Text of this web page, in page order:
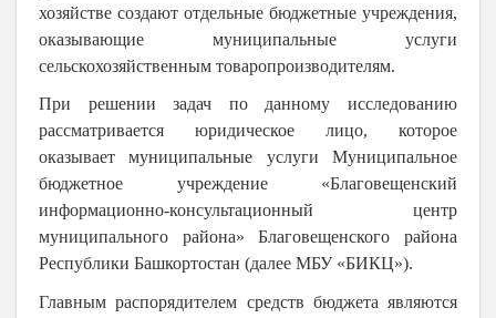
хозяйстве создают отдельные бюджетные учреждения,
оказывающие муниципальные услуги
сельскохозяйственным товаропроизводителям.
При решении задач по данному исследованию
рассматривается юридическое лицо, которое
оказывает муниципальные услуги Муниципальное
бюджетное учреждение «Благовещенский
информационно-консультационный центр
муниципального района» Благовещенского района
Республики Башкортостан (далее МБУ «БИКЦ»).
Главным распорядителем средств бюджета являются